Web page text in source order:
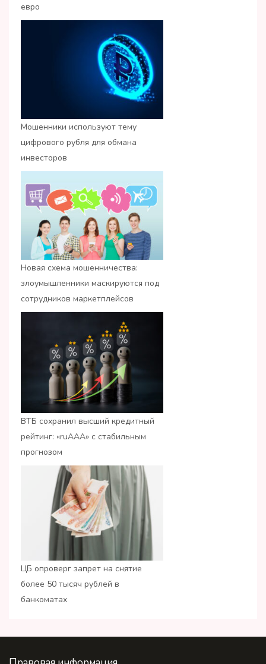
евро
Мошенники используют тему
цифрового рубля для обмана
инвесторов
Новая схема мошенничества:
злоумышленники маскируются под
сотрудников маркетплейсов
ВТБ сохранил высший кредитный
рейтинг: «ruАAA» с стабильным
прогнозом
ЦБ опроверг запрет на снятие
более 50 тысяч рублей в
банкоматах